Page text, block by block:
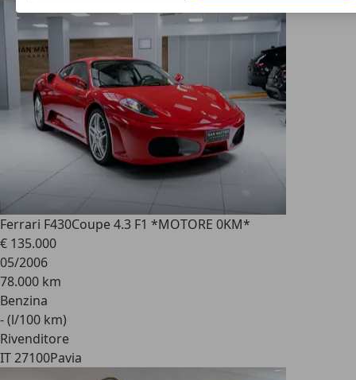
Ferrari F430Coupe 4.3 F1 *MOTORE 0KM*
€ 135.000
05/2006
78.000 km
Benzina
- (l/100 km)
Rivenditore
IT 27100Pavia